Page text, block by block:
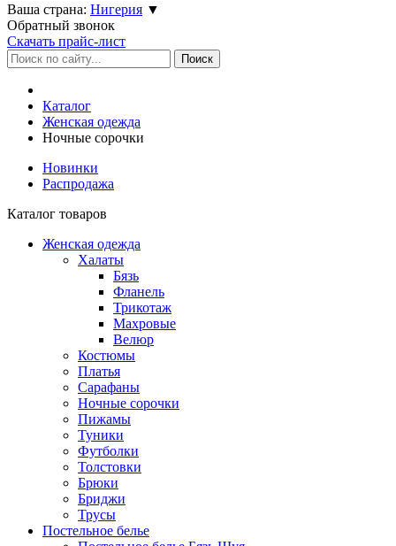
Ваша страна: Нигерия ▼
Обратный звонок
Скачать прайс-лист
Каталог
Женская одежда
Ночные сорочки
Новинки
Распродажа
Каталог товаров
Женская одежда
Халаты
Бязь
Фланель
Трикотаж
Махровые
Велюр
Костюмы
Платья
Сарафаны
Ночные сорочки
Пижамы
Туники
Футболки
Толстовки
Брюки
Бриджи
Трусы
Постельное белье